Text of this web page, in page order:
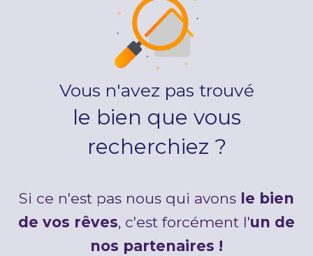
Vous n'avez pas trouvé
le bien que vous
recherchiez ?
Si ce n'est pas nous qui avons le bien
de vos rêves, c'est forcément l'un de
nos partenaires !